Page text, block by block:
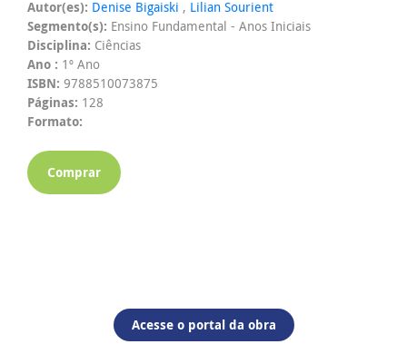
Autor(es): Denise Bigaiski , Lilian Sourient
Segmento(s): Ensino Fundamental - Anos Iniciais
Disciplina: Ciências
Ano : 1º Ano
ISBN: 9788510073875
Páginas: 128
Formato:
Comprar
Acesse o portal da obra